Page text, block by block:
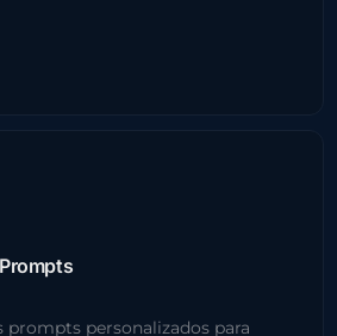
prompts personalizados para